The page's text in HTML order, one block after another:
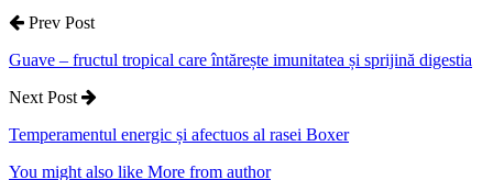
Prev Post
Guave – fructul tropical care întărește imunitatea și sprijină digestia
Next Post
Temperamentul energic și afectuos al rasei Boxer
You might also like More from author